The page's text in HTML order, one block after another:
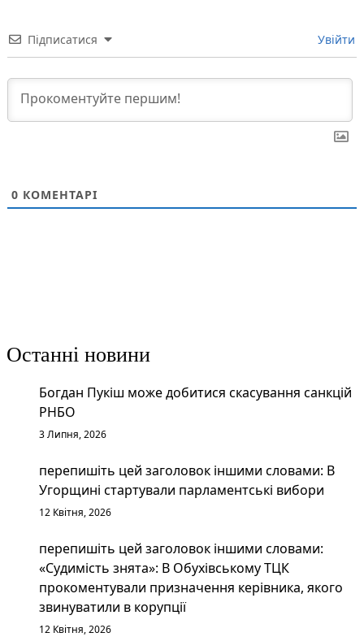
Підписатися Увійти
0 КОМЕНТАРІ
Останні новини
Богдан Пукіш може добитися скасування санкцій
РНБО
3 Липня, 2026
перепишіть цей заголовок іншими словами: В
Угорщині стартували парламентські вибори
12 Квітня, 2026
перепишіть цей заголовок іншими словами:
«Судимість знята»: В Обухівському ТЦК
прокоментували призначення керівника, якого
звинуватили в корупції
12 Квітня, 2026